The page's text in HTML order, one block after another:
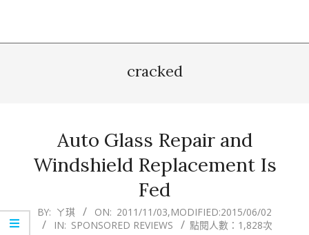
cracked
Auto Glass Repair and
Windshield Replacement Is
Fed
2011-
11-
BY: ㄚ琪 ON: 2011/11/03,MODIFIED:2015/06/02
IN: SPONSORED REVIEWS 點閱人數：1,828次